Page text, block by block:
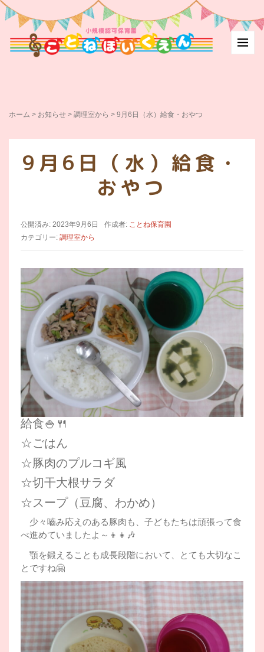
ホーム > お知らせ > 調理室から > 9月6日（水）給食・おやつ
9月6日（水）給食・
おやつ
公開済み: 2023年9月6日 作成者: ことね保育園
カテゴリー: 調理室から
給食🍚🍴
☆ごはん
☆豚肉のプルコギ風
☆切干大根サラダ
☆スープ（豆腐、わかめ）
少々嚙み応えのある豚肉も、子どもたちは頑張って食
べ進めていましたよ～👦👧🎶
顎を鍛えることも成長段階において、とても大切なこ
とですね🤗